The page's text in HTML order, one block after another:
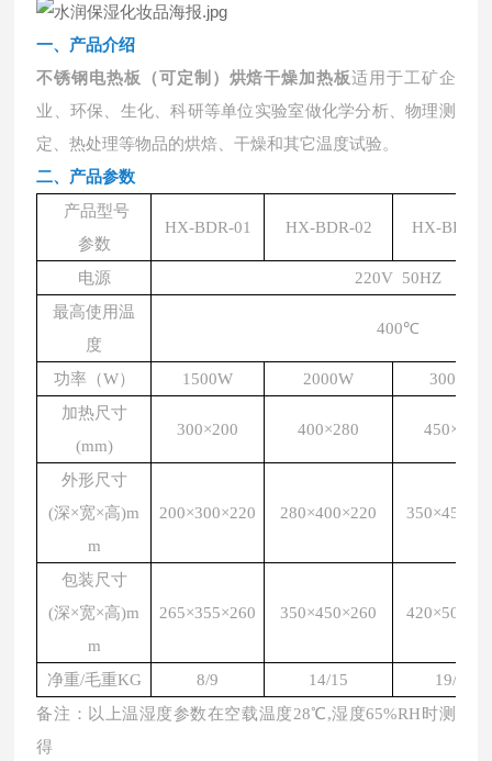
一、 产品介绍
不锈钢电热板（可定制）烘焙干燥加热板适用于工矿企
业、环保、生化、科研等单位实验室做化学分析、物理测
定、热处理等物品的烘焙、干燥和其它温度试验。
二、产品参数
产品型号
参数
HX-BDR-01 HX-BDR-02 HX-BDR-
电源
220V 50HZ
最高使用温
度
400℃
功率（W） 1500W 2000W
3000W
加热尺寸
(mm)
300×200 400×280 450×350
外形尺寸
(深×宽×高)m
m
200×300×220 280×400×220
包装尺寸
(深×宽×高)m
m
265×355×260 350×450×260
净重/毛重KG 8/9 14/15 19/21
备注：以上温湿度参数在空载温度28℃,湿度65%RH时测
得